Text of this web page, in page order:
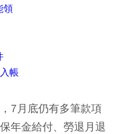
領
帳​
7月底仍有多筆款項
年金給付、勞退月退